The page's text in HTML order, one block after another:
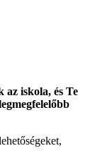
az iskola, és Te